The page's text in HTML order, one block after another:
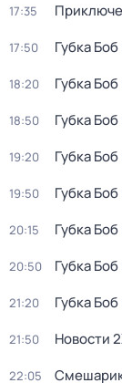
17:35
17:50 Губка
18:20 Губка
18:50 Губка
19:20 Губка
19:50 Губка
20:15 Губка
20:50 Губка
21:20 Губка
21:50 Новости
22:05